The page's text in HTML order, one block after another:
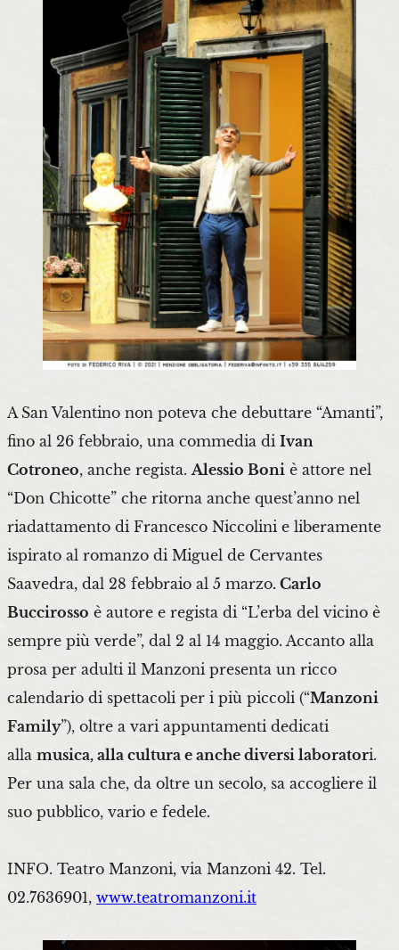
A San Valentino non poteva che debuttare “Amanti”,
fino al 26 febbraio, una commedia di Ivan
Cotroneo, anche regista.Alessio Boni è attore nel
“Don Chicotte” che ritorna anche quest’anno nel
riadattamento di Francesco Niccolini e liberamente
ispirato al romanzo di Miguel de Cervantes
Saavedra, dal 28 febbraio al 5 marzo. Carlo
Buccirosso è autore e regista di “L’erba del vicino è
sempre più verde”, dal 2 al 14 maggio. Accanto alla
prosa per adulti il Manzoni presenta un ricco
calendario di spettacoli per i più piccoli (“Manzoni
Family”), oltre a vari appuntamenti dedicati
alla musica, alla cultura e anche diversi laboratori.
Per una sala che, da oltre un secolo, sa accogliere il
suo pubblico, vario e fedele.
INFO. Teatro Manzoni, via Manzoni 42. Tel.
02.7636901, www.teatromanzoni.it